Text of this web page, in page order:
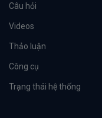
Câu hỏi
Videos
Thảo luận
Công cụ
Trạng thái hệ thống